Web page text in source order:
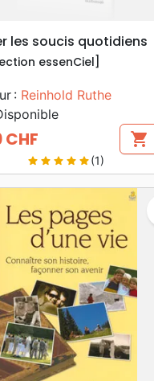
search APERÇU RAPIDE
les soucis quotidiens
essenCiel]
: Reinhold Ruthe
CHF shopping_cart
star star star star star(1)